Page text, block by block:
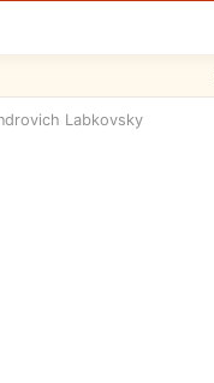
Labkovsky